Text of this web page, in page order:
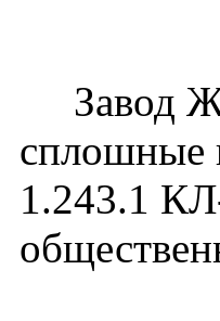
Завод
сплошные
1.243.1